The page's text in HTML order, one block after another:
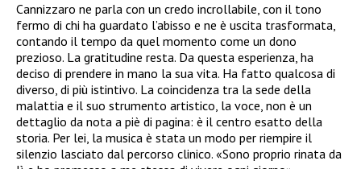
Cannizzaro ne parla con un credo incrollabile, con il tono
fermo di chi ha guardato l’abisso e ne è uscita trasformata,
contando il tempo da quel momento come un dono
prezioso. La gratitudine resta. Da questa esperienza, ha
deciso di prendere in mano la sua vita. Ha fatto qualcosa di
diverso, di più istintivo. La coincidenza tra la sede della
malattia e il suo strumento artistico, la voce, non è un
dettaglio da nota a piè di pagina: è il centro esatto della
storia. Per lei, la musica è stata un modo per riempire il
silenzio lasciato dal percorso clinico. «Sono proprio rinata da